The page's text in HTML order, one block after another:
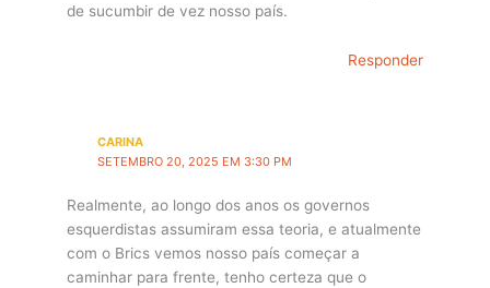
de sucumbir de vez nosso país.
Responder
CARINA
SETEMBRO 20, 2025 EM 3:30 PM
Realmente, ao longo dos anos os governos
esquerdistas assumiram essa teoria, e atualmente
com o Brics vemos nosso país começar a
caminhar para frente, tenho certeza que o